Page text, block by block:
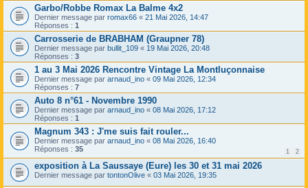
Garbo/Robbe Romax La Balme 4x2
Dernier message par romax66 « 21 Mai 2026, 14:47
Réponses : 1
Carrosserie de BRABHAM (Graupner 78)
Dernier message par bullit_109 « 19 Mai 2026, 20:48
Réponses : 3
1 au 3 Mai 2026 Rencontre Vintage La Montluçonnaise
Dernier message par arnaud_ino « 09 Mai 2026, 12:34
Réponses : 7
Auto 8 n°61 - Novembre 1990
Dernier message par arnaud_ino « 08 Mai 2026, 17:12
Réponses : 1
Magnum 343 : J'me suis fait rouler...
Dernier message par arnaud_ino « 08 Mai 2026, 16:40
Réponses : 35 1 2
exposition à La Saussaye (Eure) les 30 et 31 mai 2026
Dernier message par tontonOlive « 03 Mai 2026, 19:35